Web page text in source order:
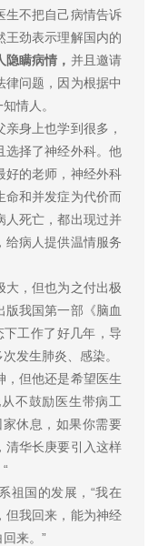
生不把自己病情告诉
王劲表示理解国内的
瞒病情， 并且邀请
问题，因为根据中
情人。
身上也学到很多，
选择了神经外科。他
好的老师，神经外科
命和并发症为代价而
人死亡，都出现过并
给病人提供温情服务
，但也为之付出极
版我国第一部《脑血
工作了好几年，导
发生肺炎、感染。
但他还是希望医生
不鼓励医生带病工
休息，如果你需要
清华长庚要引入这样
国的发展，“我在
但我回来，能为神经
来。”